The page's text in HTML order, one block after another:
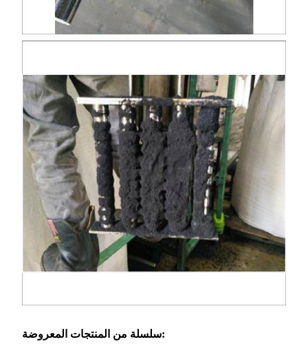
سلسلة من المنتجات المعروضة: